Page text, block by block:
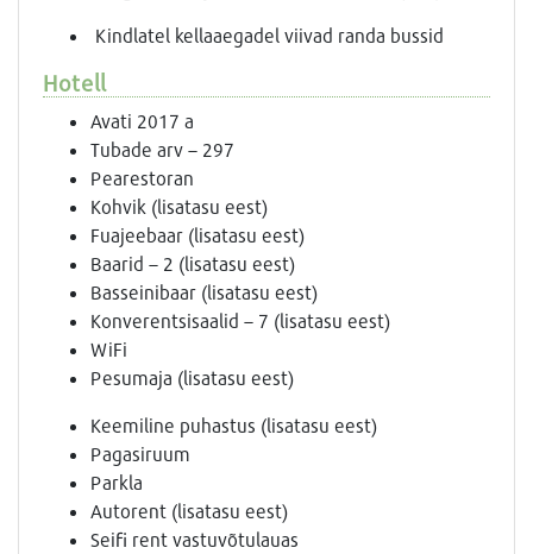
Kindlatel kellaaegadel viivad randa bussid
Hotell
Avati 2017 a
Tubade arv – 297
Pearestoran
Kohvik (lisatasu eest)
Fuajeebaar (lisatasu eest)
Baarid – 2 (lisatasu eest)
Basseinibaar (lisatasu eest)
Konverentsisaalid – 7 (lisatasu eest)
WiFi
Pesumaja (lisatasu eest)
Keemiline puhastus (lisatasu eest)
Pagasiruum
Parkla
Autorent (lisatasu eest)
Seifi rent vastuvõtulauas